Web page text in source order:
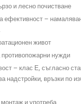
и лесно почистване
ефективност –
живот
нужди
– клас Е, съгласно
надстройки, връзки по